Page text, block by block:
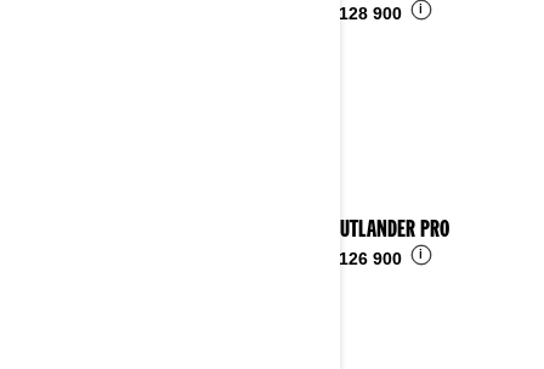
kr 128 900 i
2025 OUTLANDER PRO
kr 126 900 i